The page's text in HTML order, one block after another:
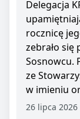
Delegacja
rocznicę
zebrało
Sosnowcu.
ze
w imieniu
26 lipca 2026